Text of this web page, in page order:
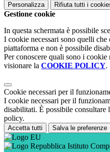
Personalizza Rifiuta tutti i
Gestione cookie
In questa schermata è possibile
I cookie necessari sono quelli
piattaforma e non è possibile
Per conoscere quali sono i
visionare la COOKIE POLICY.
Cookie necessari per il
I cookie necessari per il
disabilitati. È possibile consultare
policy.
Accetta tutti Salva le preferenze
Istituto